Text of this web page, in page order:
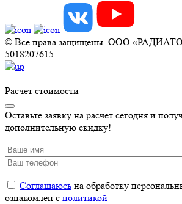
© Все права защищены. ООО
5018207615
Расчет стоимости
Оставьте заявку на расчет сегодня и
дополнительную скидку!
Соглашаюсь на обработку
ознакомлен с политикой